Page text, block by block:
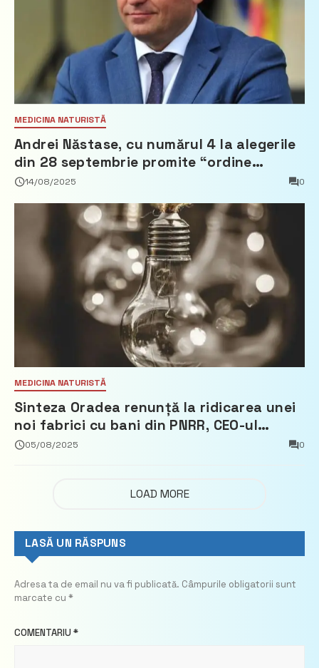
MEDICINA NATURISTĂ
Andrei Năstase, cu numărul 4 la alegerile
din 28 septembrie promite “ordine
europeană” și 10 miliarde pentru cetățeni
14/08/2025 0
MEDICINA NATURISTĂ
Sinteza Oradea renunță la ridicarea unei
noi fabrici cu bani din PNRR, CEO-ul
demisionează – Profit.ro
05/08/2025 0
LOAD MORE
LASĂ UN RĂSPUNS
Adresa ta de email nu va fi publicată. Câmpurile obligatorii sunt
marcate cu *
COMENTARIU *